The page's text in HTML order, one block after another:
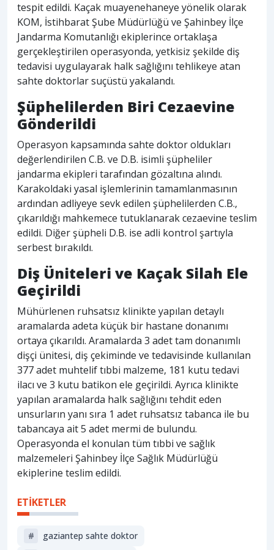
tespit edildi. Kaçak muayenehaneye yönelik olarak
KOM, İstihbarat Şube Müdürlüğü ve Şahinbey İlçe
Jandarma Komutanlığı ekiplerince ortaklaşa
gerçekleştirilen operasyonda, yetkisiz şekilde diş
tedavisi uygulayarak halk sağlığını tehlikeye atan
sahte doktorlar suçüstü yakalandı.
Şüphelilerden Biri Cezaevine
Gönderildi
Operasyon kapsamında sahte doktor oldukları
değerlendirilen C.B. ve D.B. isimli şüpheliler
jandarma ekipleri tarafından gözaltına alındı.
Karakoldaki yasal işlemlerinin tamamlanmasının
ardından adliyeye sevk edilen şüphelilerden C.B.,
çıkarıldığı mahkemece tutuklanarak cezaevine teslim
edildi. Diğer şüpheli D.B. ise adli kontrol şartıyla
serbest bırakıldı.
Diş Üniteleri ve Kaçak Silah Ele
Geçirildi
Mühürlenen ruhsatsız klinikte yapılan detaylı
aramalarda adeta küçük bir hastane donanımı
ortaya çıkarıldı. Aramalarda 3 adet tam donanımlı
dişçi ünitesi, diş çekiminde ve tedavisinde kullanılan
377 adet muhtelif tıbbi malzeme, 181 kutu tedavi
ilacı ve 3 kutu batikon ele geçirildi. Ayrıca klinikte
yapılan aramalarda halk sağlığını tehdit eden
unsurların yanı sıra 1 adet ruhsatsız tabanca ile bu
tabancaya ait 5 adet mermi de bulundu.
Operasyonda el konulan tüm tıbbi ve sağlık
malzemeleri Şahinbey İlçe Sağlık Müdürlüğü
ekiplerine teslim edildi.
ETİKETLER
#
gaziantep sahte doktor